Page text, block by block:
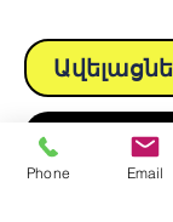
Phone Email